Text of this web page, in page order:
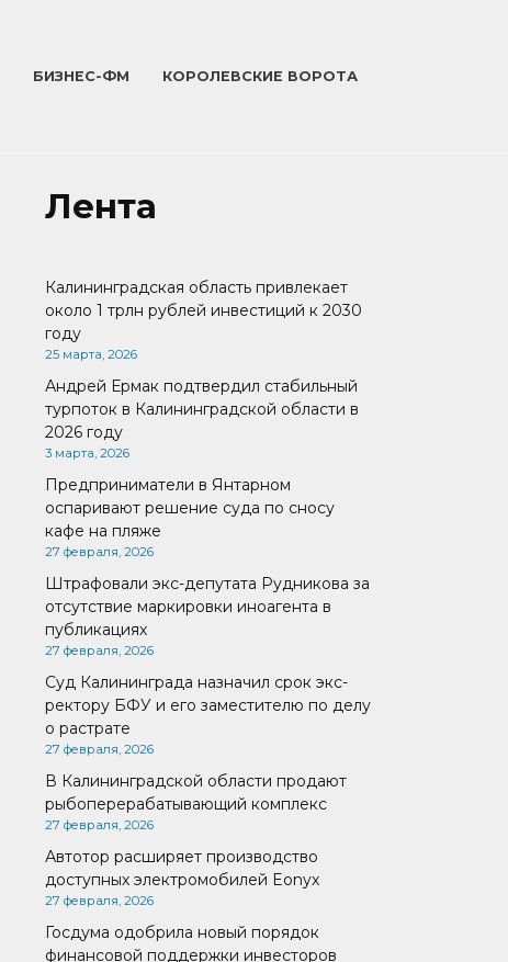
БИЗНЕС-ФМ КОРОЛЕВСКИЕ ВОРОТА
Лента
Калининградская область привлекает
около 1 трлн рублей инвестиций к 2030
году
25 марта, 2026
Андрей Ермак подтвердил стабильный
турпоток в Калининградской области в
2026 году
3 марта, 2026
Предприниматели в Янтарном
оспаривают решение суда по сносу
кафе на пляже
27 февраля, 2026
Штрафовали экс-депутата Рудникова за
отсутствие маркировки иноагента в
публикациях
27 февраля, 2026
Суд Калининграда назначил срок экс-
ректору БФУ и его заместителю по делу
о растрате
27 февраля, 2026
В Калининградской области продают
рыбоперерабатывающий комплекс
27 февраля, 2026
Автотор расширяет производство
доступных электромобилей Eonyx
27 февраля, 2026
Госдума одобрила новый порядок
финансовой поддержки инвесторов